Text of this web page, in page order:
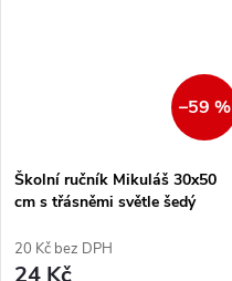
–59 %
Školní ručník Mikuláš 30x50
cm s třásněmi světle šedý
20 Kč bez DPH
24 Kč